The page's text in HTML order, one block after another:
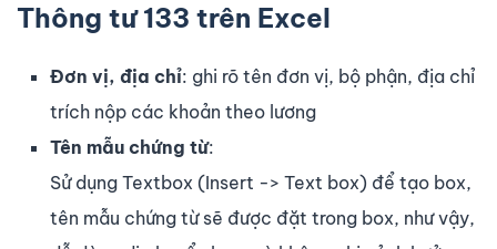
Thông tư 133 trên Excel
Đơn vị, địa chỉ: ghi rõ tên đơn vị, bộ phận, địa chỉ
trích nộp các khoản theo lương
Tên mẫu chứng từ:
Sử dụng Textbox (Insert -> Text box) để tạo box,
tên mẫu chứng từ sẽ được đặt trong box, như vậy,